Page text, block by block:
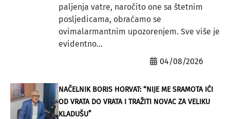
paljenja vatre, naročito one sa štetnim
posljedicama, obraćamo se
ovimalarmantnim upozorenjem. Sve više je
evidentno...
04/08/2026
NAČELNIK BORIS HORVAT: “NIJE ME SRAMOTA IĆI
OD VRATA DO VRATA I TRAŽITI NOVAC ZA VELIKU
KLADUŠU”